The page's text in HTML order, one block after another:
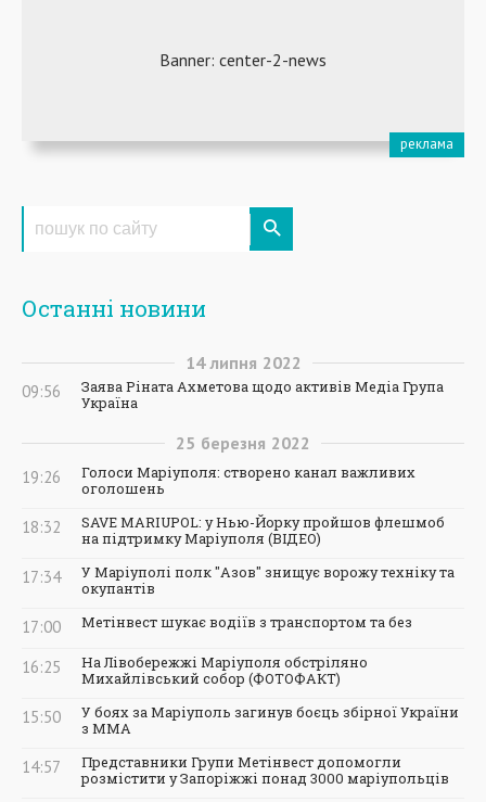
Останні новини
14 липня 2022
09:56
Заява Ріната Ахметова щодо активів Медіа Група
Україна
25 березня 2022
19:26
Голоси Маріуполя: створено канал важливих
оголошень
18:32
SAVE MARIUPOL: у Нью-Йорку пройшов флешмоб
на підтримку Маріуполя (ВІДЕО)
17:34
У Маріуполі полк "Азов" знищує ворожу техніку та
окупантів
17:00 Метінвест шукає водіїв з транспортом та без
16:25
На Лівобережжі Маріуполя обстріляно
Михайлівський собор (ФОТОФАКТ)
15:50
У боях за Маріуполь загинув боєць збірної України
з ММА
14:57
Представники Групи Метінвест допомогли
розмістити у Запоріжжі понад 3000 маріупольців